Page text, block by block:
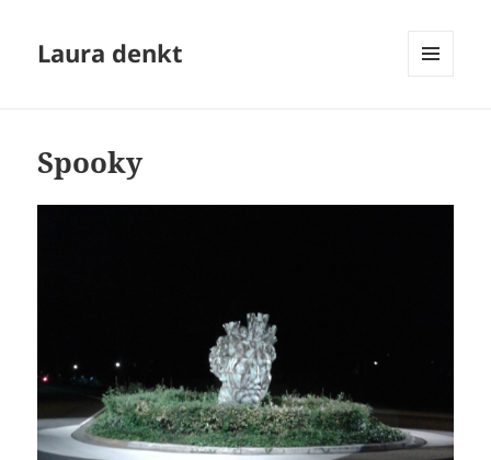
Laura denkt
Spooky